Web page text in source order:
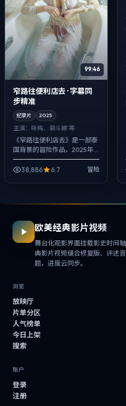
99:46
窄路往便利店去 · 字幕同
步精准
纪录片 2025
主演： 咏梅、裴斗娜 等
《窄路往便利店去》是一部泰
国背景的冒险作品，2025年
公映，由贾樟柯执导，咏梅、
裴斗娜、任素汐等主演。配乐
38,886 6.7 冒险
欧美经典影片视频
舞台化观影界面挂载影史时间
典影片视频缝合修复版、评述
题，进度云同步。
浏览
放映厅
片单分区
人气榜单
今日上架
搜索
账户
登录
注册